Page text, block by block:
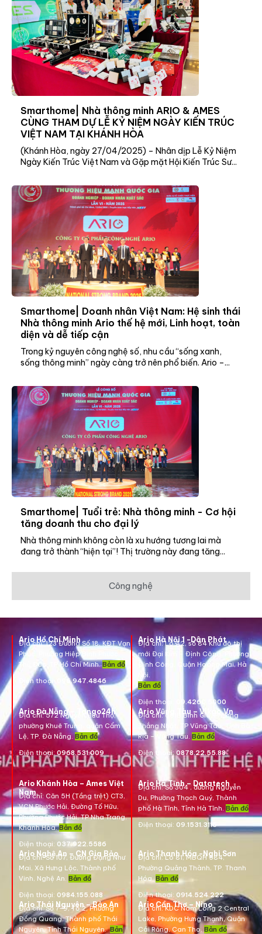
Công nghệ
Smarthome| Nhà thông minh ARIO & AMES
CÙNG THAM DỰ LỄ KỶ NIỆM NGÀY KIẾN TRÚC
VIỆT NAM TẠI KHÁNH HÒA
(Khánh Hòa, ngày 27/04/2025) – Nhân dịp Lễ Kỷ Niệm
Ngày Kiến Trúc Việt Nam và Gặp mặt Hội Kiến Trúc Sư...
Smarthome| Doanh nhân Việt Nam: Hệ sinh thái
Nhà thông minh Ario thế hệ mới, Linh hoạt, toàn
diện và dễ tiếp cận
Trong kỷ nguyên công nghệ số, nhu cầu “sống xanh,
sống thông minh” ngày càng trở nên phổ biến. Ario –...
Smarthome| Tuổi trẻ: Nhà thông minh - Cơ hội
tăng doanh thu cho đại lý
Nhà thông minh không còn là xu hướng tương lai mà
đang trở thành “hiện tại”! Thị trường này đang tăng...
Ario Hồ Chí Minh
Địa chỉ:123 Đường Số 18, KĐT Vạn
Phúc, Phường Hiệp Bình Phước,
Thủ Đức, TP Hồ Chí Minh.Bản đồ
Điện thoại:
096.947.4846
Ario Hà Nội 1 -Dân Phát
Địa chỉ:Lô A2, số 84 Khu đô thị
mới Đại Kim – Định Công, Phường
Định Công, Quận Hoàng Mai, Hà
Nội.
Bản đồ
Điện thoại:
09.4260.5000
Ario Đà Nẵng – Tango24h
Địa chỉ: 572 Nguyễn Hữu Thọ,
phường Khuê Trung, quận Cẩm
Lệ, TP. Đà Nẵng.Bản đồ
Điện thoại:0968.531.009
Ario Vũng Tàu – Vikgo.Vn
Địa chỉ:661B Bình Giã, Phường
Thắng Nhất, TP Vũng Tàu, Tỉnh Bà
Rịa – Vũng Tàu. Bản đồ
Điện thoại:0878.22.55.88
Ario Khánh Hòa – Ames Việt
Nam
Địa chỉ: Căn 5H (Tầng trệt) CT3,
VCN Phước Hải, Đường Tố Hữu,
Phường Phước Hải, TP Nha Trang,
Khánh Hòa.Bản đồ
Điện thoại: 037.922.5586
Ario Hà Tĩnh – Datatech
Địa chỉ:Số 304 , đường Nguyễn
Du, Phường Thạch Quý, Thành
phố Hà Tĩnh, Tỉnh Hà Tĩnh. Bản đồ
Điện thoại: 09.1531.3116
Ario Nghệ An – CN Gia Bảo
Địa chỉ:Số 107, Đường Đặng Như
Mai, Xã Hưng Lộc, Thành phố
Vinh, Nghệ An. Bản đồ
Điện thoại: 0984.155.088
Ario Thanh Hóa -Nghi Sơn
Địa chỉ: Lô 81, MBQH 584,
Phường Quảng Thành, TP. Thanh
Hóa.Bản đồ
Điện thoại: 0914.524.222
Ario Thái Nguyên – Bảo An
Địa chỉ: Số 7-9, Tổ 2, Phường
Đồng Quang, Thành phố Thái
Nguyên, Tỉnh Thái Nguyên.Bản
Ario Cần Thơ – Nino
Địa chỉ:KDC Nam Long 2 Central
Lake, Phường Hưng Thạnh, Quận
Cái Răng, Can Tho. Bản đồ